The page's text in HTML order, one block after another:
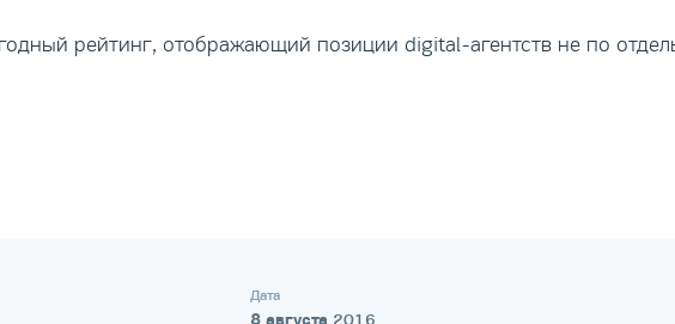
рейтинг, отображающий позиции digital-агентств не по
Дата
2016